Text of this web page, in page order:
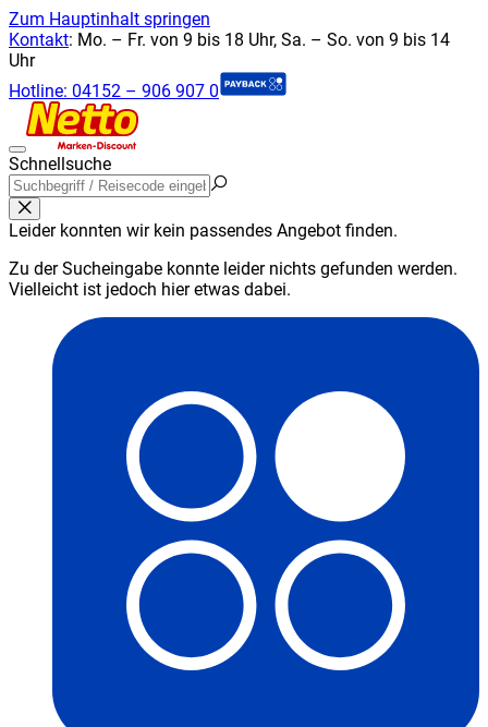
Zum Hauptinhalt springen
Kontakt: Mo. – Fr. von 9 bis 18 Uhr, Sa. – So. von 9 bis 14
Uhr
Hotline: 04152 – 906 907 0
Schnellsuche
Leider konnten wir kein passendes Angebot finden.
Zu der Sucheingabe konnte leider nichts gefunden werden.
Vielleicht ist jedoch hier etwas dabei.